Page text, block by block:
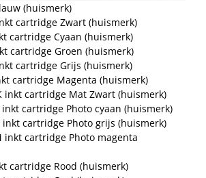
(huismerk)
cartridge Zwart (huismerk)
cartridge Cyaan (huismerk)
cartridge Groen (huismerk)
cartridge Grijs (huismerk)
cartridge Magenta (huismerk)
inkt cartridge Mat Zwart (huismerk)
inkt cartridge Photo cyaan (huismerk)
inkt cartridge Photo grijs (huismerk)
inkt cartridge Photo magenta
cartridge Rood (huismerk)